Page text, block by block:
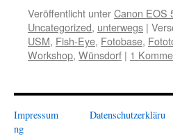
Veröffentlicht unterCanon EOS
Uncategorized, unterwegs |
USM, Fish-Eye, Fotobase,
Workshop, Wünsdorf | 1
Impressum
Datenschutzerkläru
ng